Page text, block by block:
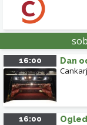
16:00 Dan
16:00